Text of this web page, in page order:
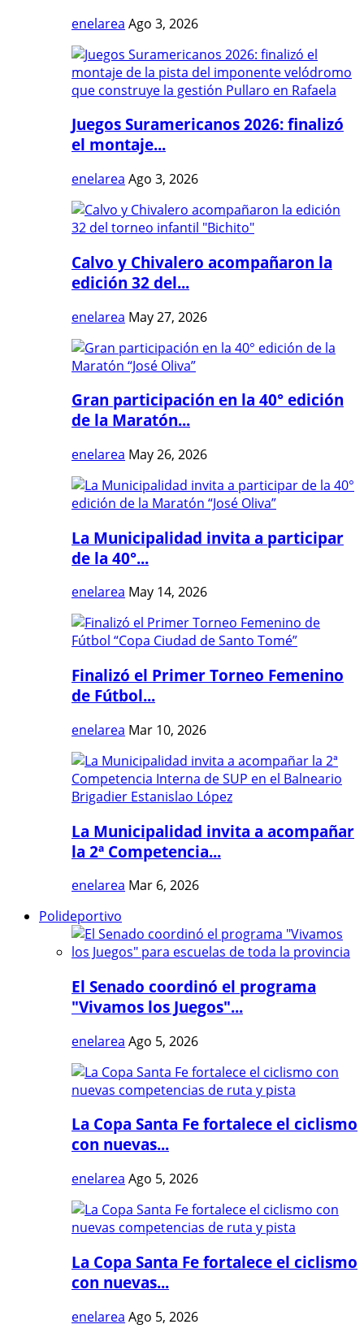
enelarea Ago 3, 2026
Juegos Suramericanos 2026: finalizó
el montaje...
enelarea Ago 3, 2026
Calvo y Chivalero acompañaron la
edición 32 del...
enelarea May 27, 2026
Gran participación en la 40° edición
de la Maratón...
enelarea May 26, 2026
La Municipalidad invita a participar
de la 40°...
enelarea May 14, 2026
Finalizó el Primer Torneo Femenino
de Fútbol...
enelarea Mar 10, 2026
La Municipalidad invita a acompañar
la 2ª Competencia...
enelarea Mar 6, 2026
Polideportivo
El Senado coordinó el programa
"Vivamos los Juegos"...
enelarea Ago 5, 2026
La Copa Santa Fe fortalece el ciclismo
con nuevas...
enelarea Ago 5, 2026
La Copa Santa Fe fortalece el ciclismo
con nuevas...
enelarea Ago 5, 2026